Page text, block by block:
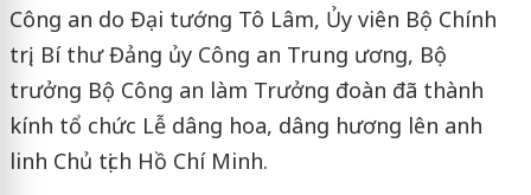
Công an do Đại tướng Tô Lâm, Ủy viên Bộ Chính
trị, Bí thư Đảng ủy Công an Trung ương, Bộ
trưởng Bộ Công an làm Trưởng đoàn đã thành
kính tổ chức Lễ dâng hoa, dâng hương lên anh
linh Chủ tịch Hồ Chí Minh.